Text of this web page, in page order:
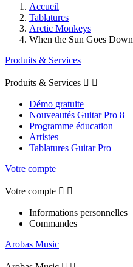
Accueil
Tablatures
Arctic Monkeys
When the Sun Goes Down
Produits & Services
Produits & Services  
Démo gratuite
Nouveautés Guitar Pro 8
Programme éducation
Artistes
Tablatures Guitar Pro
Votre compte
Votre compte  
Informations personnelles
Commandes
Arobas Music